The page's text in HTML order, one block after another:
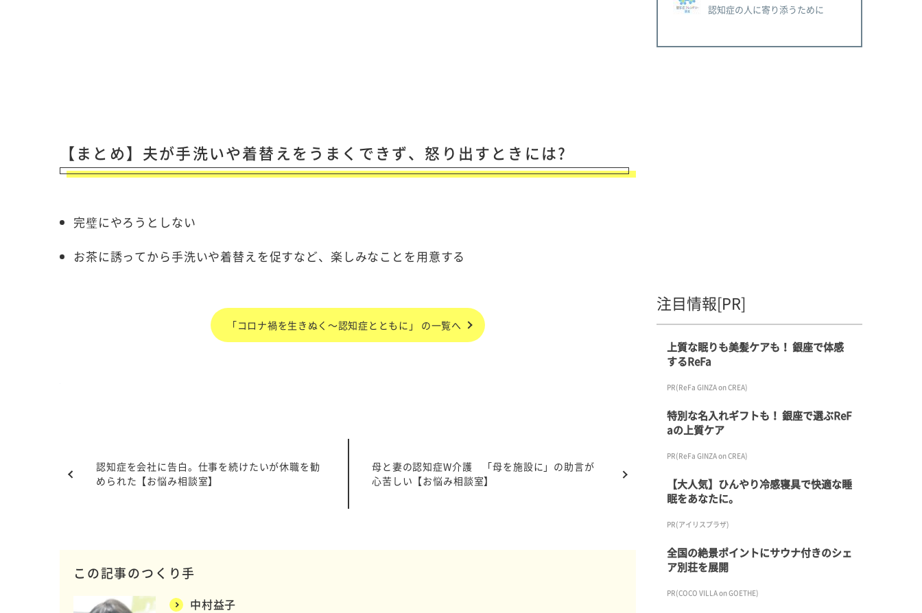
【まとめ】夫が手洗いや着替えをうまくできず、怒り出すときには?
完璧にやろうとしない
お茶に誘ってから手洗いや着替えを促すなど、楽しみなことを用意する
「コロナ禍を生きぬく～認知症とともに」 の一覧へ
認知症を会社に告白。仕事を続けたいが休職を勧
められた【お悩み相談室】
母と妻の認知症W介護 「母を施設に」の助言が
心苦しい【お悩み相談室】
この記事のつくり手
中村益子
認知症の人に寄り添うために
注目情報[PR]
上質な眠りも美髪ケアも！ 銀座で体感
するReFa
PR(ReFa GINZA on CREA)
特別な名入れギフトも！ 銀座で選ぶReF
aの上質ケア
PR(ReFa GINZA on CREA)
【大人気】ひんやり冷感寝具で快適な睡
眠をあなたに。
PR(アイリスプラザ)
全国の絶景ポイントにサウナ付きのシェ
ア別荘を展開
PR(COCO VILLA on GOETHE)